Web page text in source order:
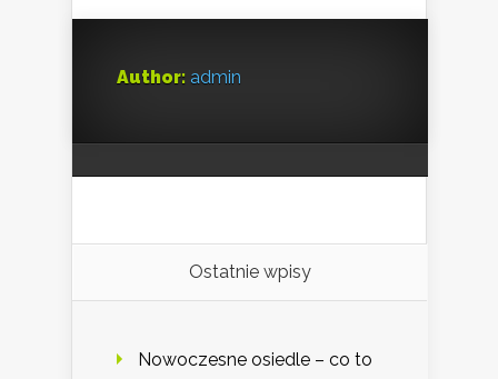
Author: admin
Ostatnie wpisy
Nowoczesne osiedle – co to